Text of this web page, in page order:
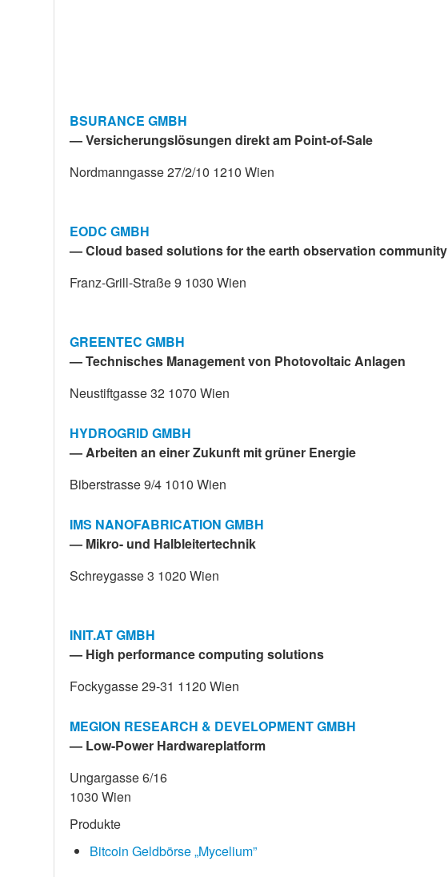
BSURANCE GMBH
— Versicherungslösungen direkt am Point-of-Sale
Nordmanngasse 27/2/10 1210 Wien
EODC GMBH
— Cloud based solutions for the earth observation community
Franz-Grill-Straße 9 1030 Wien
GREENTEC GMBH
— Technisches Management von Photovoltaic Anlagen
Neustiftgasse 32 1070 Wien
HYDROGRID GMBH
— Arbeiten an einer Zukunft mit grüner Energie
Biberstrasse 9/4 1010 Wien
IMS NANOFABRICATION GMBH
— Mikro- und Halbleitertechnik
Schreygasse 3 1020 Wien
INIT.AT GMBH
— High performance computing solutions
Fockygasse 29-31 1120 Wien
MEGION RESEARCH & DEVELOPMENT GMBH
— Low-Power Hardwareplatform
Ungargasse 6/16
1030 Wien
Produkte
Bitcoin Geldbörse „Mycelium”